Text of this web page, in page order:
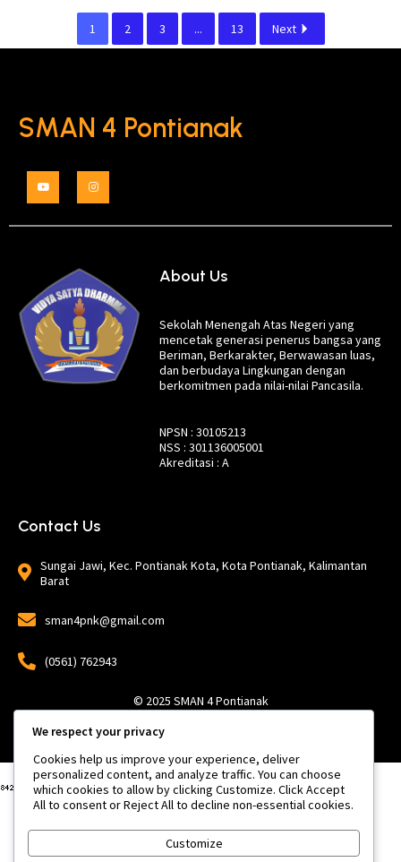
1 2 3 ... 13 Next
SMAN 4 Pontianak
About Us
Sekolah Menengah Atas Negeri yang
mencetak generasi penerus bangsa yang
Beriman, Berkarakter, Berwawasan luas,
dan berbudaya Lingkungan dengan
berkomitmen pada nilai-nilai Pancasila.
NPSN : 30105213
NSS : 301136005001
Akreditasi : A
Contact Us
Sungai Jawi, Kec. Pontianak Kota, Kota Pontianak, Kalimantan
Barat
sman4pnk@gmail.com
(0561) 762943
© 2025 SMAN 4 Pontianak
We respect your privacy
Cookies help us improve your experience, deliver
personalized content, and analyze traffic. You can choose
which cookies to allow by clicking Customize. Click Accept
All to consent or Reject All to decline non-essential cookies.
Customize